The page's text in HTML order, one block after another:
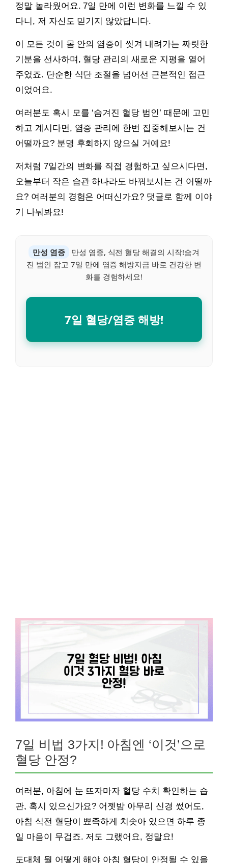
정말 놀라웠어요. 7일 만에 이런 변화를 느낄 수 있
다니, 저 자신도 믿기지 않았답니다.
이 모든 것이 몸 안의 염증이 씻겨 내려가는 짜릿한
기분을 선사하며, 혈당 관리의 새로운 지평을 열어
주었죠. 단순한 식단 조절을 넘어선 근본적인 접근
이었어요.
여러분도 혹시 모를 ‘숨겨진 혈당 범인’ 때문에 고민
하고 계시다면, 염증 관리에 한번 집중해보시는 건
어떨까요? 분명 후회하지 않으실 거예요!
저처럼 7일간의 변화를 직접 경험하고 싶으시다면,
오늘부터 작은 습관 하나라도 바꿔보시는 건 어떨까
요? 여러분의 경험은 어떠신가요? 댓글로 함께 이야
기 나눠봐요!
만성 염증
만성 염증, 식전 혈당 해결의 시작!숨겨
진 범인 잡고 7일 만에 염증 해방지금 바로 건강한 변
화를 경험하세요!
7일 혈당/염증 해방!
7일 비법 3가지! 아침엔 ‘이것’으로
혈당 안정?
여러분, 아침에 눈 뜨자마자 혈당 수치 확인하는 습
관, 혹시 있으신가요? 어젯밤 아무리 신경 썼어도,
아침 식전 혈당이 뾰족하게 치솟아 있으면 하루 종
일 마음이 무겁죠. 저도 그랬어요, 정말요!
도대체 뭘 어떻게 해야 아침 혈당이 안정될 수 있을